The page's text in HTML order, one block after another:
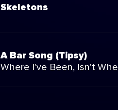
Skeletons
A Bar Song (Tipsy)
Where I've Been, Isn't